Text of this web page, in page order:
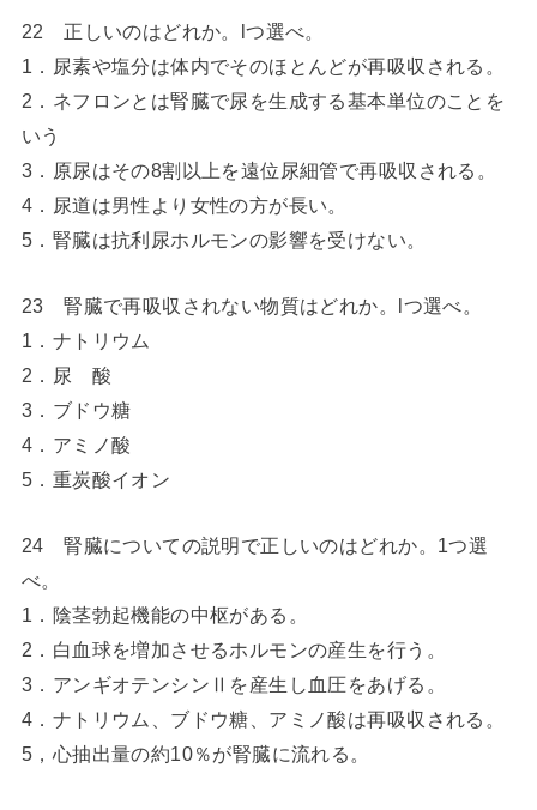
22 正しいのはどれか。lつ選べ。
1．尿素や塩分は体内でそのほとんどが再吸収される。
2．ネフロンとは腎臓で尿を生成する基本単位のことを
いう
3．原尿はその8割以上を遠位尿細管で再吸収される。
4．尿道は男性より女性の方が長い。
5．腎臓は抗利尿ホルモンの影響を受けない。
23 腎臓で再吸収されない物質はどれか。lつ選べ。
1．ナトリウム
2．尿 酸
3．ブドウ糖
4．アミノ酸
5．重炭酸イオン
24 腎臓についての説明で正しいのはどれか。1つ選
べ。
1．陰茎勃起機能の中枢がある。
2．白血球を増加させるホルモンの産生を行う。
3．アンギオテンシンⅡを産生し血圧をあげる。
4．ナトリウム、ブドウ糖、アミノ酸は再吸収される。
5，心抽出量の約10％が腎臓に流れる。